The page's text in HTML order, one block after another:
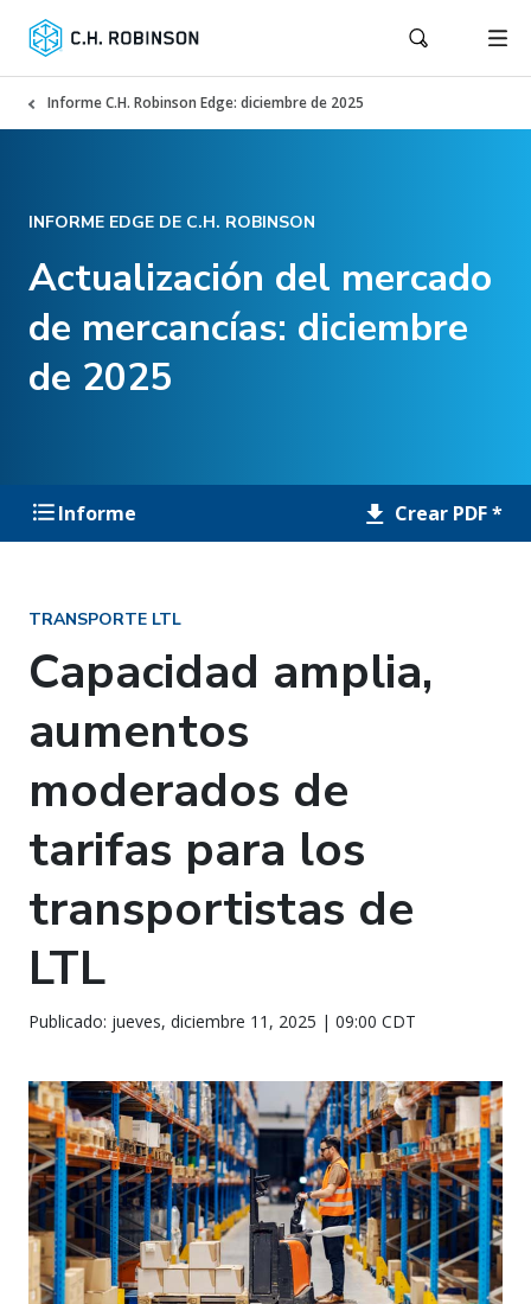
Informe C.H. Robinson Edge: diciembre de 2025
INFORME EDGE DE C.H. ROBINSON
Actualización del mercado
de mercancías: diciembre
de 2025
Informe Crear PDF *
TRANSPORTE LTL
Capacidad amplia,
aumentos
moderados de
tarifas para los
transportistas de
LTL
Publicado: jueves, diciembre 11, 2025 | 09:00 CDT